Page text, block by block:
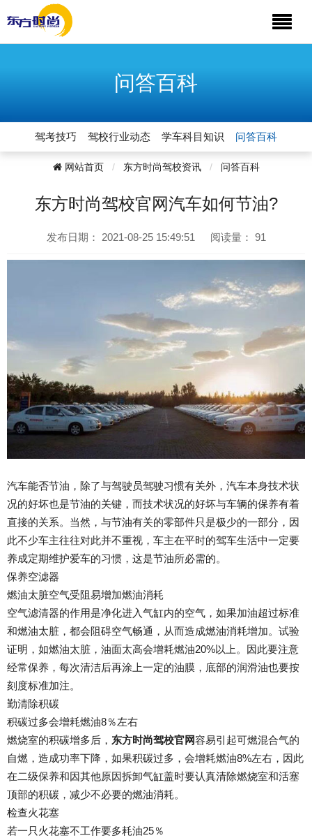
问答百科
驾考技巧 驾校行业动态 学车科目知识 问答百科
网站首页 东方时尚驾校资讯 问答百科
东方时尚驾校官网汽车如何节油?
发布日期： 2021-08-25 15:49:51 阅读量： 91
汽车能否节油，除了与驾驶员驾驶习惯有关外，汽车本身技术状
况的好坏也是节油的关键，而技术状况的好坏与车辆的保养有着
直接的关系。当然，与节油有关的零部件只是极少的一部分，因
此不少车主往往对此并不重视，车主在平时的驾车生活中一定要
养成定期维护爱车的习惯，这是节油所必需的。
保养空滤器
燃油太脏空气受阻易增加燃油消耗
空气滤清器的作用是净化进入气缸内的空气，如果加油超过标准
和燃油太脏，都会阻碍空气畅通，从而造成燃油消耗增加。试验
证明，如燃油太脏，油面太高会增耗燃油20%以上。因此要注意
经常保养，每次清洁后再涂上一定的油膜，底部的润滑油也要按
刻度标准加注。
勤清除积碳
积碳过多会增耗燃油8％左右
燃烧室的积碳增多后， 东方时尚驾校官网容易引起可燃混合气的
自燃，造成功率下降，如果积碳过多，会增耗燃油8%左右，因此
在二级保养和因其他原因拆卸气缸盖时要认真清除燃烧室和活塞
顶部的积碳，减少不必要的燃油消耗。
检查火花塞
若一只火花塞不工作要多耗油25％